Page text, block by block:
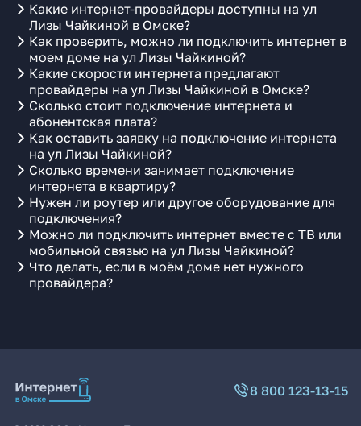
Какие интернет-провайдеры доступны на ул
Лизы Чайкиной в Омске?
Как проверить, можно ли подключить интернет в
моем доме на ул Лизы Чайкиной?
Какие скорости интернета предлагают
провайдеры на ул Лизы Чайкиной в Омске?
Сколько стоит подключение интернета и
абонентская плата?
Как оставить заявку на подключение интернета
на ул Лизы Чайкиной?
Сколько времени занимает подключение
интернета в квартиру?
Нужен ли роутер или другое оборудование для
подключения?
Можно ли подключить интернет вместе с ТВ или
мобильной связью на ул Лизы Чайкиной?
Что делать, если в моём доме нет нужного
провайдера?
8 800 123-13-15